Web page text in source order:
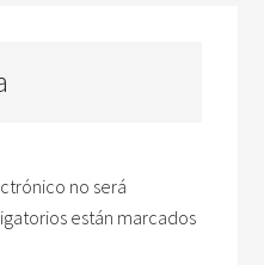
no será
están marcados